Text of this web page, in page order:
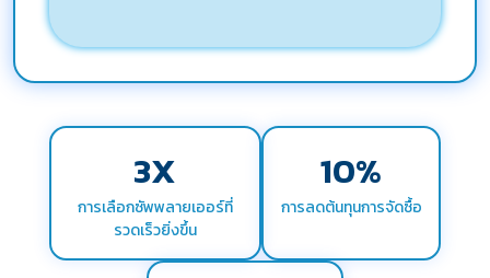
3X
การเลือกซัพพลายเออร์ที่
รวดเร็วยิ่งขึ้น
10%
การลดต้นทุนการจัดซื้อ